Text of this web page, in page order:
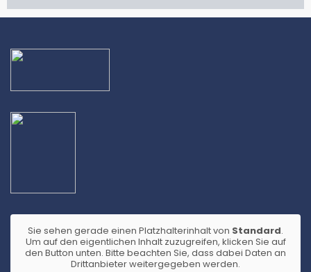
Sie sehen gerade einen Platzhalterinhalt von Standard.
Um auf den eigentlichen Inhalt zuzugreifen, klicken Sie auf
den Button unten. Bitte beachten Sie, dass dabei Daten an
Drittanbieter weitergegeben werden.